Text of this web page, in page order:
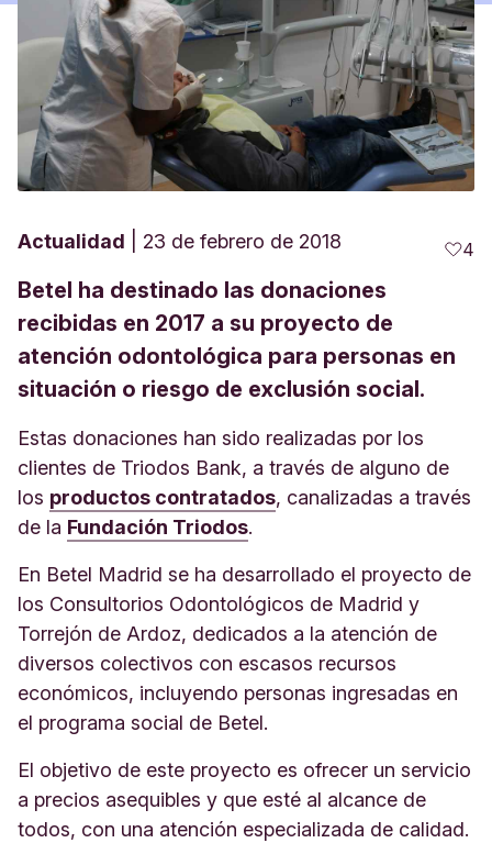
Actualidad 23 de febrero de 2018 4
Betel ha destinado las donaciones
recibidas en 2017 a su proyecto de
atención odontológica para personas en
situación o riesgo de exclusión social.
Estas donaciones han sido realizadas por los
clientes de Triodos Bank, a través de alguno de
los productos contratados, canalizadas a través
de la Fundación Triodos.
En Betel Madrid se ha desarrollado el proyecto de
los Consultorios Odontológicos de Madrid y
Torrejón de Ardoz, dedicados a la atención de
diversos colectivos con escasos recursos
económicos, incluyendo personas ingresadas en
el programa social de Betel.
El objetivo de este proyecto es ofrecer un servicio
a precios asequibles y que esté al alcance de
todos, con una atención especializada de calidad.